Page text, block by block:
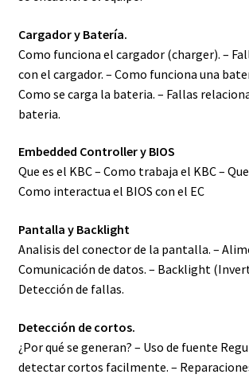
Cargador y Batería.
Como funciona el cargador (charger). –
con el cargador. – Como funciona una
Como se carga la bateria. – Fallas
bateria.
Embedded Controller y BIOS
Que es el KBC – Como trabaja el KBC –
Como interactua el BIOS con el EC
Pantalla y Backlight
Analisis del conector de la pantalla. –
Comunicación de datos. – Backlight
Detección de fallas.
Detección de cortos.
¿Por qué se generan? – Uso de fuente
detectar cortos facilmente. –